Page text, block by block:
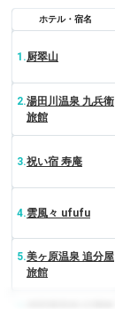
ホテル・宿名
1.厨翠山
2.湯田川温泉 九兵衛
旅館
3.祝い宿 寿庵
4.雲風々 ufufu
5.美ヶ原温泉 追分屋
旅館